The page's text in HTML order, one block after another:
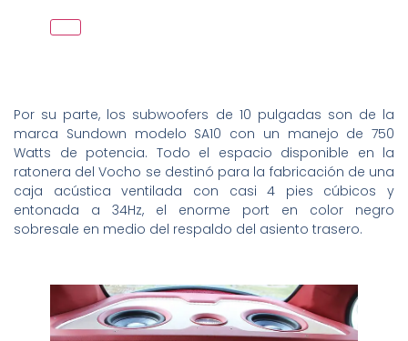
Por su parte, los subwoofers de 10 pulgadas son de la
marca Sundown modelo SA10 con un manejo de 750
Watts de potencia. Todo el espacio disponible en la
ratonera del Vocho se destinó para la fabricación de una
caja acústica ventilada con casi 4 pies cúbicos y
entonada a 34Hz, el enorme port en color negro
sobresale en medio del respaldo del asiento trasero.